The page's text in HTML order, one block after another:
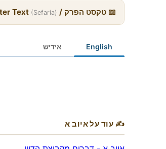
📖 טקסט הפרק / Chapter Text (Sefaria)
English אידיש
✍ עוד על איוב א